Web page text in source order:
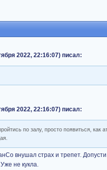
2022, 22:16:07) писал:
2022, 22:16:07) писал:
по залу, просто появиться,
внушал страх и трепет.
не кукла.